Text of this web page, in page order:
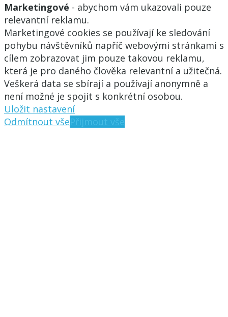
Marketingové - abychom vám ukazovali pouze
relevantní reklamu.
Marketingové cookies se používají ke sledování
pohybu návštěvníků napříč webovými stránkami s
cílem zobrazovat jim pouze takovou reklamu,
která je pro daného člověka relevantní a užitečná.
Veškerá data se sbírají a používají anonymně a
není možné je spojit s konkrétní osobou.
Uložit nastavení
Odmítnout všePřijmout vše